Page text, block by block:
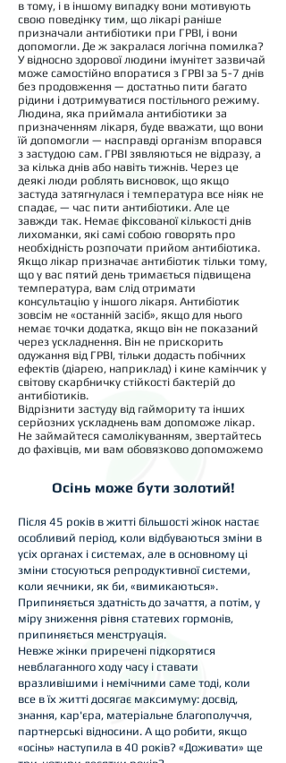
в тому, і в іншому випадку вони мотивують
свою поведінку тим, що лікарі раніше
призначали антибіотики при ГРВІ, і вони
допомогли. Де ж закралася логічна помилка?
У відносно здорової людини імунітет зазвичай
може самостійно впоратися з ГРВІ за 5-7 днів
без продовження — достатньо пити багато
рідини і дотримуватися постільного режиму.
Людина, яка приймала антибіотики за
призначенням лікаря, буде вважати, що вони
їй допомогли — насправді організм впорався
з застудою сам. ГРВІ зявляються не відразу, а
за кілька днів або навіть тижнів. Через це
деякі люди роблять висновок, що якщо
застуда затягнулася і температура все ніяк не
спадає, — час пити антибіотики. Але це
завжди так. Немає фіксованої кількості днів
лихоманки, які самі собою говорять про
необхідність розпочати прийом антибіотика.
Якщо лікар призначає антибіотик тільки тому,
що у вас пятий день тримається підвищена
температура, вам слід отримати
консультацію у іншого лікаря. Антибіотик
зовсім не «останній засіб», якщо для нього
немає точки додатка, якщо він не показаний
через ускладнення. Він не прискорить
одужання від ГРВІ, тільки додасть побічних
ефектів (діарею, наприклад) і кине камінчик у
світову скарбничку стійкості бактерій до
антибіотиків.
Відрізнити застуду від гаймориту та інших
серйозних ускладнень вам допоможе лікар.
Не займайтеся самолікуванням, звертайтесь
до фахівців, ми вам обовязково допоможемо
Осінь може бути золотий!
Після 45 років в житті більшості жінок настає
особливий період, коли відбуваються зміни в
усіх органах і системах, але в основному ці
зміни стосуються репродуктивної системи,
коли яєчники, як би, «вимикаються».
Припиняється здатність до зачаття, а потім, у
міру зниження рівня статевих гормонів,
припиняється менструація.
Невже жінки приречені підкорятися
невблаганного ходу часу і ставати
вразливішими і немічними саме тоді, коли
все в їх житті досягає максимуму: досвід,
знання, кар'єра, матеріальне благополуччя,
партнерські відносини. А що робити, якщо
«осінь» наступила в 40 років? «Доживати» ще